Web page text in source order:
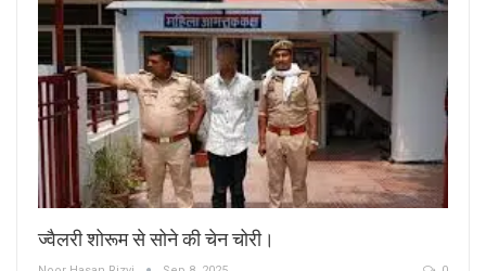
ज्वैलरी शोरूम से सोने की चेन चोरी।